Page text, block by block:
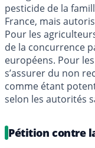
pesticide de la
France, mais
Pour les
de la concurrence
européens. Pour
s’assurer du non
comme étant
selon les autorités
Pétition contre